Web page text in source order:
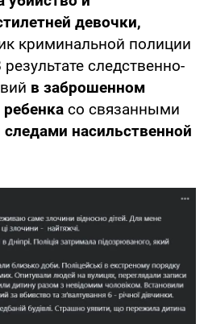
девочки,
криминальной полиции
результате следственно-
в заброшенном
со связанными
следами насильственной